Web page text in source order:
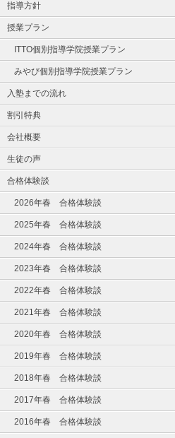
指導方針
授業プラン
ITTO個別指導学院授業プラン
みやび個別指導学院授業プラン
入塾までの流れ
割引特典
会社概要
生徒の声
合格体験談
2026年春 合格体験談
2025年春 合格体験談
2024年春 合格体験談
2023年春 合格体験談
2022年春 合格体験談
2021年春 合格体験談
2020年春 合格体験談
2019年春 合格体験談
2018年春 合格体験談
2017年春 合格体験談
2016年春 合格体験談